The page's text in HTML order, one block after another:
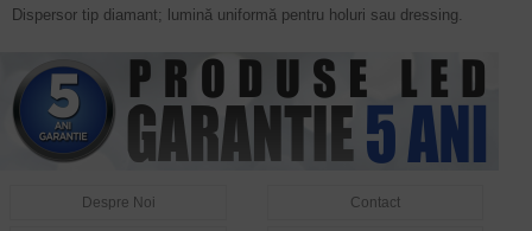
Dispersor tip diamant; lumină uniformă pentru holuri sau dressing.
Despre Noi Contact